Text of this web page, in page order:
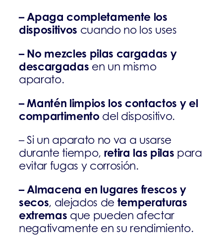
– Apaga completamente los
dispositivos cuando no los uses
– No mezcles pilas cargadas y
descargadas en un mismo
aparato.
– Mantén limpios los contactos y el
compartimento del dispositivo.
– Si un aparato no va a usarse
durante tiempo, retira las pilas para
evitar fugas y corrosión.
– Almacena en lugares frescos y
secos, alejados de temperaturas
extremas que pueden afectar
negativamente en su rendimiento.